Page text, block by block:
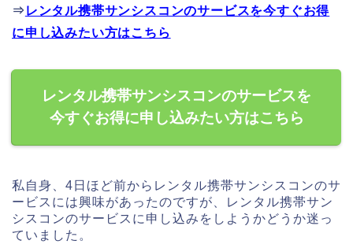
⇒ レンタル携帯サンシスコンのサービスを今すぐお得
に申し込みたい方はこちら
レンタル携帯サンシスコンのサービスを
今すぐお得に申し込みたい方はこちら
私自身、4日ほど前からレンタル携帯サンシスコンのサ
ービスには興味があったのですが、レンタル携帯サン
シスコンのサービスに申し込みをしようかどうか迷っ
ていました。